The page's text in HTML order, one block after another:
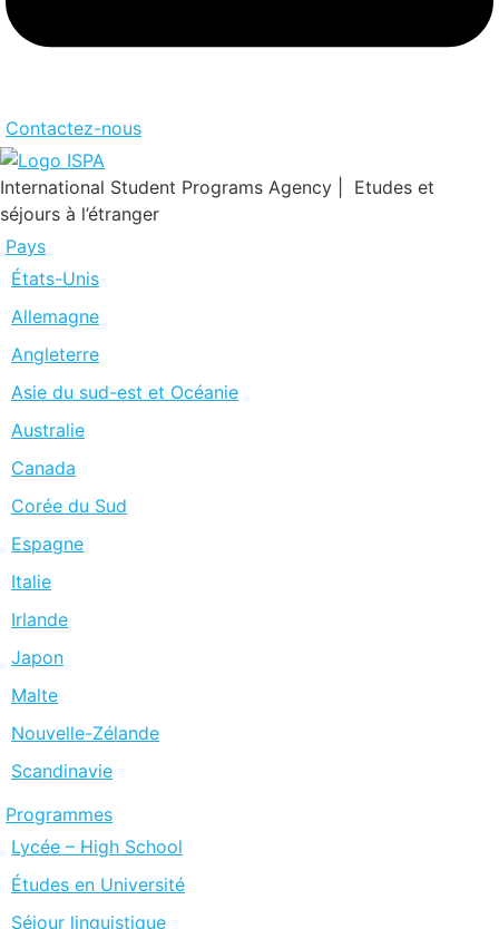
Contactez-nous
International Student Programs Agency | Etudes et
séjours à l’étranger
Pays
États-Unis
Allemagne
Angleterre
Asie du sud-est et Océanie
Australie
Canada
Corée du Sud
Espagne
Italie
Irlande
Japon
Malte
Nouvelle-Zélande
Scandinavie
Programmes
Lycée – High School
Études en Université
Séjour linguistique